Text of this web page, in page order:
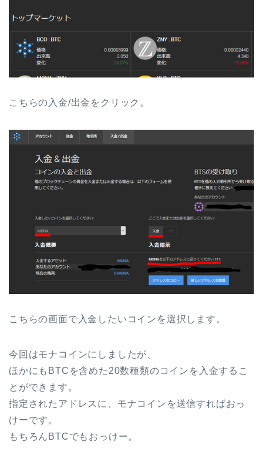
こちらの入金/出金をクリック。
こちらの画面で入金したいコインを選択します。
今回はモナコインにしましたが、
ほかにもBTCを含めた20数種類のコインを入金するこ
とができます。
指定されたアドレスに、モナコインを送信すればおっ
けーです。
もちろんBTCでもおっけー。